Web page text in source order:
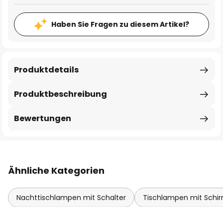
Haben Sie Fragen zu diesem Artikel?
Produktbeschreibung
Produktdetails
Bewertungen
Ähnliche Kategorien
Nachttischlampen mit Schalter Tischlampen mit